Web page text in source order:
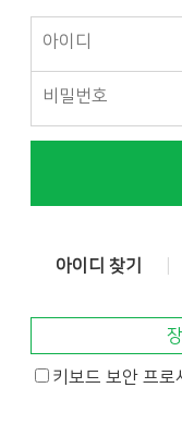
아이디 찾기
키보드 보안 프로